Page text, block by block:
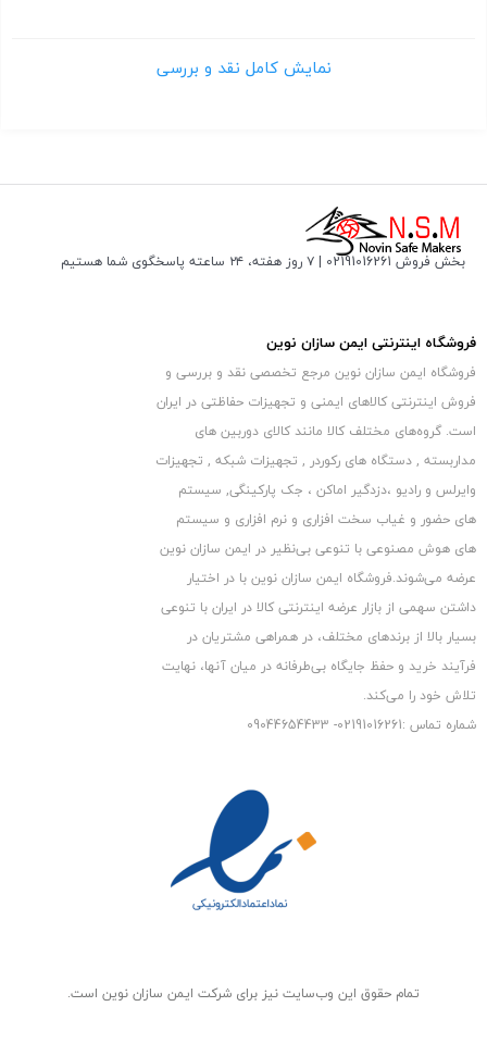
کارت حافظه میکرو 32 گیگ در برابر ضربه، آب و مغناطیس میباشد.
با ظرفیت بالا و کیفیت خوب دارید. رم ها معمولا به گونه ای طراحی
شده اند که شما بتوانید اطلاعات خود را از قبیل عکس، فیلم و… را در
با استفاده از این کارت حافظه 32 گیگابایت کیوکسیا
میتوانید به راحتی حجم زیادی از اطلاعات خود را ذخیره
کنید.
ویژگی ها
ظرفیت 32 گیگ
دارای خشاب تبدیل به SD
پشتیبانی از فرمت های Full HD و 3D
قابلیت پشتیبانی همه سیستم عامل ها
نمایش کامل نقد و بررسی
بخش فروش 02191016261 | ۷ روز هفته، ۲۴ ساعته پاسخگوی شما هستیم
فروشگاه اینترنتی ایمن سازان نوین
فروشگاه ایمن سازان نوین مرجع تخصصی نقد و بررسی و
فروش اینترنتی کالاهای ایمنی و تجهیزات حفاظتی در ایران
است. گروه‏‏‌های مختلف کالا مانند کالای دوربین های
مداربسته , دستگاه های رکوردر , تجهیزات شبکه , تجهیزات
وایرلس و رادیو ،دزدگیر اماکن ، جک پارکینگی, سیستم
های حضور و غیاب سخت افزاری و نرم افزاری و سیستم
های هوش مصنوعی با تنوعی بی‌نظیر در ایمن سازان نوین
عرضه می‏‏‏‌شوند.فروشگاه ایمن سازان نوین با در اختیار
داشتن سهمی از بازار عرضه اینترنتی کالا در ایران با تنوعی
بسیار بالا از برندهای مختلف، در همراهی مشتریان در
فرآیند خرید و حفظ جایگاه بی‏‏‏‌طرفانه در میان آنها، نهایت
تلاش خود را می‌‏‏کند.
شماره تماس :02191016261- 09044654433
تمام حقوق اين وب‌سايت نیز برای شرکت ایمن سازان نوین است.